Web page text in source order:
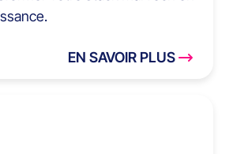
EN SAVOIR PLUS